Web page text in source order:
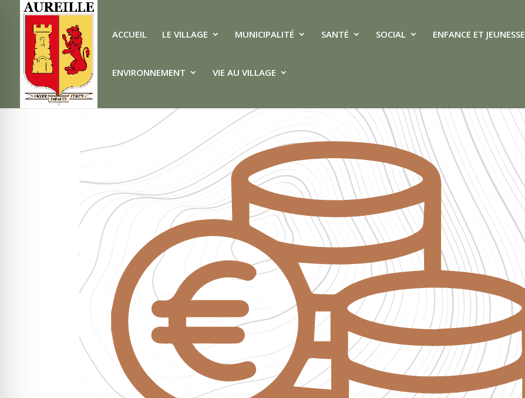
ACCUEIL LE VILLAGE MUNICIPALITÉ SANTÉ SOCIAL ENFANCE ET JEUNESSE
ENVIRONNEMENT VIE AU VILLAGE